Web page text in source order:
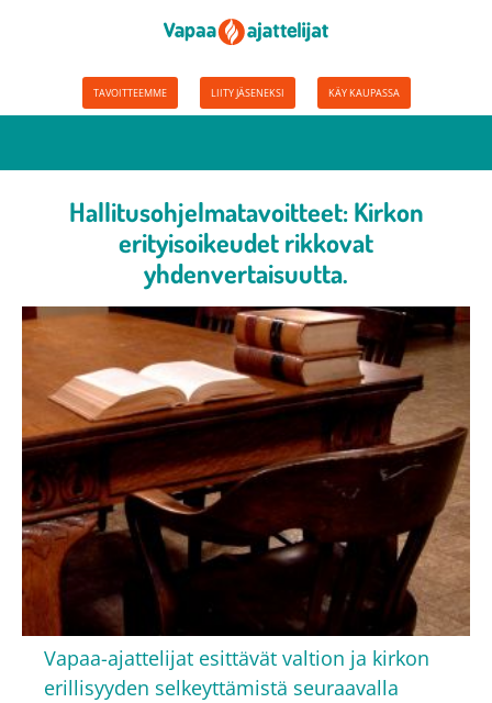
TAVOITTEEMME LIITY JÄSENEKSI KÄY KAUPASSA
Hallitusohjelmatavoitteet: Kirkon
erityisoikeudet rikkovat
yhdenvertaisuutta.
Vapaa-ajattelijat esittävät valtion ja kirkon
erillisyyden selkeyttämistä seuraavalla